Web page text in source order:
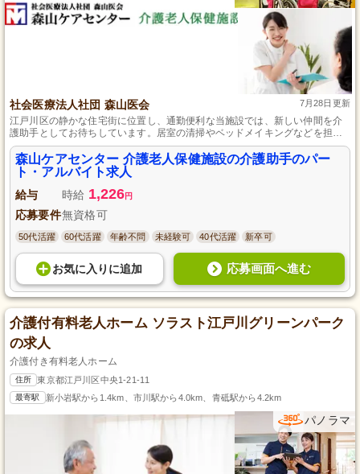
社会医療法人社団 森山医会 7月28日更新
江戸川区の静かな住宅街に位置し、通勤便利な当施設では、新しい仲間を介
護助手としてお待ちしています。居室の清掃やベッドメイキングなどを担う
お仕事で、未経験者でも安心の研修制度が整っており、勤務日数の相談も可
能です。
森山ケアセンター 介護老人保健施設の介護助手のパー
ト・アルバイト求人
給与 時給 1,226円
応募要件無資格可
50代活躍 60代活躍 年齢不問 未経験可 40代活躍 新卒可
お気に入り に追加 応募画面へ進む
介護付有料老人ホーム ソラスト江戸川グリーンパーク
の求人
介護付き有料老人ホーム
住所 東京都江戸川区中央1-21-11
最寄駅 新小岩駅から1.4km、市川駅から4.0km、青砥駅から4.2km
パノラマ